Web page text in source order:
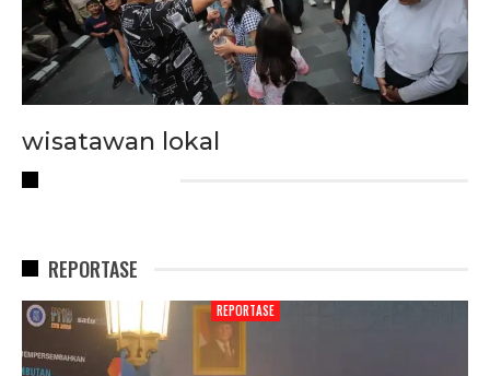
wisatawan lokal
REPORTASE
REPORTASE